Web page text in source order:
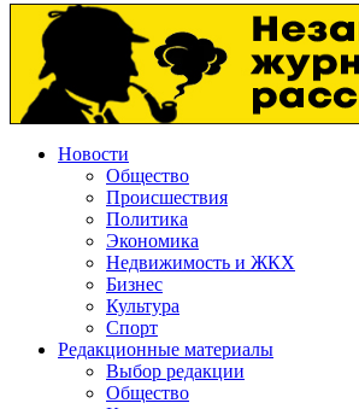
Новости
Общество
Происшествия
Политика
Экономика
Недвижимость и ЖКХ
Бизнес
Культура
Спорт
Редакционные материалы
Выбор редакции
Общество